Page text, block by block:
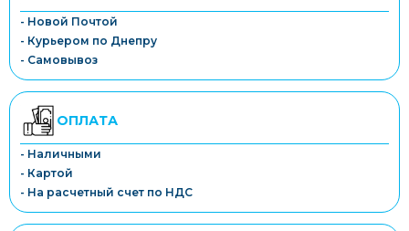
- Новой Почтой
- Курьером по Днепру
- Самовывоз
ОПЛАТА
- Наличными
- Картой
- На расчетный счет по НДС